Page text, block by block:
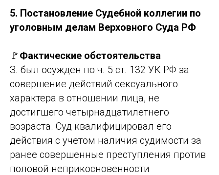
5. Постановление Судебной коллегии по
уголовным делам Верховного Суда РФ
🚩Фактические обстоятельства
З. был осужден по ч. 5 ст. 132 УК РФ за
совершение действий сексуального
характера в отношении лица, не
достигшего четырнадцатилетнего
возраста. Суд квалифицировал его
действия с учетом наличия судимости за
ранее совершенные преступления против
половой неприкосновенности